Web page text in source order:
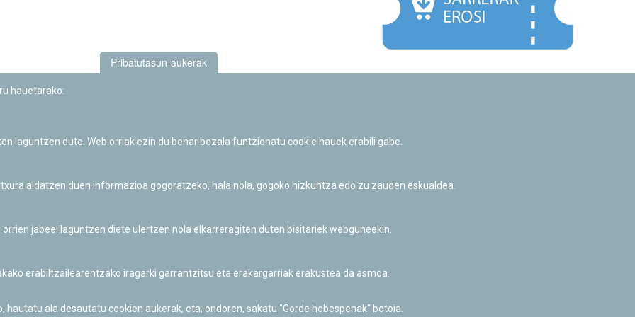
Informazio publikoa eskatzeko baimena
Pribatutasun-aukerak
hauetarako:
laguntzen dute. Web orriak ezin du behar bezala funtzionatu cookie hauek erabili gabe.
aldatzen duen informazioa gogoratzeko, hala nola, gogoko hizkuntza edo zu zauden eskualdea.
jabeei laguntzen diete ulertzen nola elkarreragiten duten bisitariek webguneekin.
erabiltzailearentzako iragarki garrantzitsu eta erakargarriak erakustea da asmoa.
ala desautatu cookien aukerak, eta, ondoren, sakatu "Gorde hobespenak" botoia.